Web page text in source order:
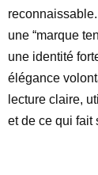
une “marque
une identité
élégance
lecture claire,
et de ce qui fait